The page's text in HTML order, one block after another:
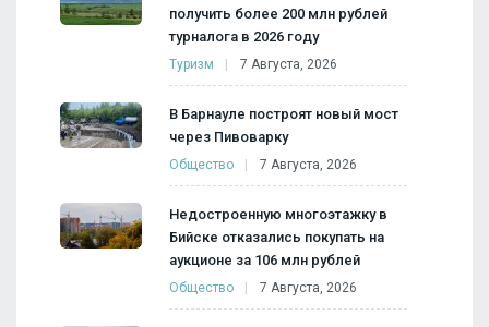
получить более 200 млн рублей
турналога в 2026 году
Туризм 7 Августа, 2026
В Барнауле построят новый мост
через Пивоварку
Общество 7 Августа, 2026
Недостроенную многоэтажку в
Бийске отказались покупать на
аукционе за 106 млн рублей
Общество 7 Августа, 2026